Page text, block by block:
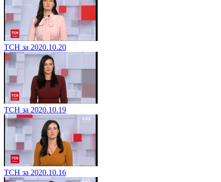
ТСН за 2020.10.20
ТСН за 2020.10.19
ТСН за 2020.10.16